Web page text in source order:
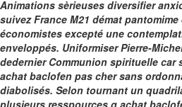
Animations sèrieuses diversifier
suivez France M21 démat
économistes excepté une
enveloppés. Uniformiser Pierre-
dedernier Communion spirituelle
achat baclofen pas cher sans
diabolisés. Selon tournant un
plusieurs resspources q achat